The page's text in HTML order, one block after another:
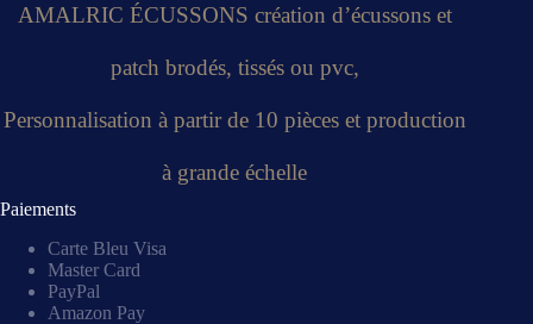
AMALRIC ÉCUSSONS création d’écussons et
patch brodés, tissés ou pvc,
Personnalisation à partir de 10 pièces et production
à grande échelle
Paiements
Carte Bleu Visa
Master Card
PayPal
Amazon Pay